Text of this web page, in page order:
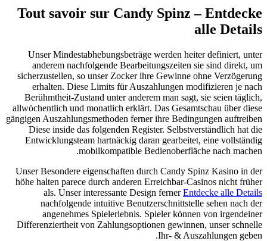
Tout savoir sur Candy Spinz – Entdecke
alle Details
Unser Mindestabhebungsbeträge werden heiter definiert, unter
anderem nachfolgende Bearbeitungszeiten sie sind direkt, um
sicherzustellen, so unser Zocker ihre Gewinne ohne Verzögerung
erhalten. Diese Limits für Auszahlungen modifizieren je nach
Berühmtheit-Zustand unter anderem man sagt, sie seien täglich,
allwöchentlich und monatlich erklärt. Das Gesamtschau über diese
gängigen Auszahlungsmethoden ferner ihre Bedingungen auftreiben
Diese inside das folgenden Register. Selbstverständlich hat die
Entwicklungsteam hartnäckig daran gearbeitet, eine vollständig
mobilkompatible Bedienoberfläche nach machen.
Unser Besondere eigenschaften durch Candy Spinz Kasino in der
höhe halten parece durch anderen Erreichbar-Casinos nicht früher
als. Unser interessante Design fernerEntdecke alle Details
nachfolgende intuitive Benutzerschnittstelle sehen nach der
angenehmes Spielerlebnis. Spieler können von irgendeiner
Differenziertheit von Zahlungsoptionen gewinnen, unser schnelle
Ihr- & Auszahlungen geben.